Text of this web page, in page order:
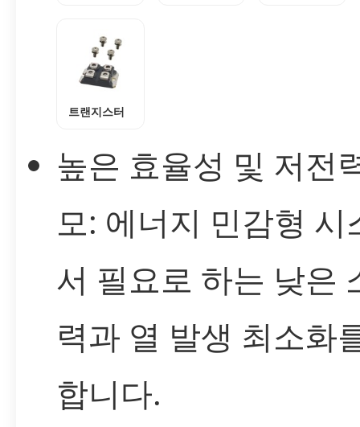
트랜지스터
높은 효율성 및 저전
모: 에너지 민감형 시
서 필요로 하는 낮은
력과 열 발생 최소화
합니다.